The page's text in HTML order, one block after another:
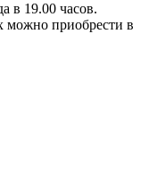
в 19.00 часов.
можно приобрести в